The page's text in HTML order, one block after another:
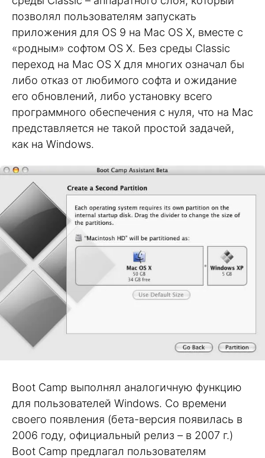
позволял пользователям запускать
приложения для OS 9 на Mac OS X, вместе с
«родным» софтом OS X. Без среды Classic
переход на Mac OS X для многих означал бы
либо отказ от любимого софта и ожидание
его обновлений, либо установку всего
программного обеспечения с нуля, что на Mac
представляется не такой простой задачей,
как на Windows.
Boot Camp выполнял аналогичную функцию
для пользователей Windows. Со времени
своего появления (бета-версия появилась в
2006 году, официальный релиз – в 2007 г.)
Boot Camp предлагал пользователям